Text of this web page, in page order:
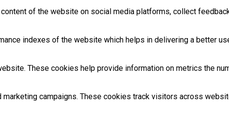
of the website on social media platforms, collect
indexes of the website which helps in delivering a better
These cookies help provide information on metrics the
campaigns. These cookies track visitors across